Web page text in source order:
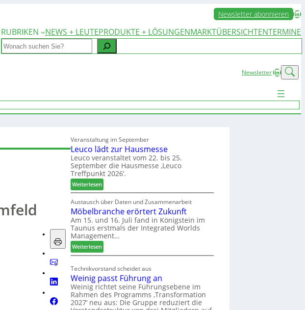
Newsletter abonnieren LinkedIn
RUBRIKEN
NEWS + LEUTEPRODUKTE + LÖSUNGENMARKTÜBERSICHTENTERMINE
Search
NewsletterLinkedIn
Veranstaltung im September
Leuco lädt zur Hausmesse
Leuco veranstaltet vom 22. bis 25.
September die Hausmesse ‚Leuco
Treffpunkt 2026‘.
Weiterlesen:
L
e
u
c
o
l
d
z
u
r
H
a
Austausch über Daten und Zusammenarbeit
Möbelbranche erörtert Zukunft
Am 15. und 16. Juli fand in Königstein im
Taunus erstmals der Integrated Worlds
Management…
Weiterlesen:
M
b
e
l
b
r
Technikvorstand scheidet aus
Weinig passt Führung an
Weinig richtet seine Führungsebene im
Rahmen des Programms ‚Transformation
2027‘ neu aus: Die Gruppe reduziert die